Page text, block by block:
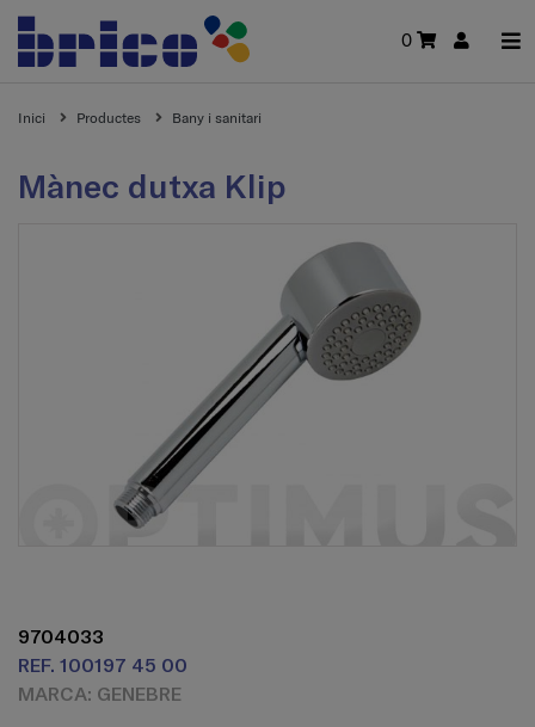
0
Inici Productes Bany i sanitari
Mànec dutxa Klip
9704033
REF. 100197 45 00
MARCA: GENEBRE